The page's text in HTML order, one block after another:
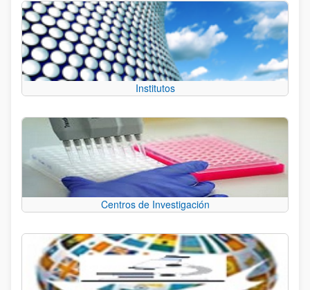
Institutos
Centros de Investigación